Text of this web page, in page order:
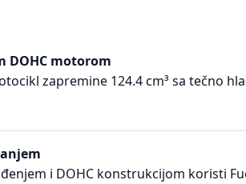
DOHC motorom
zapremine 124.4 cm³ sa tečno
i DOHC konstrukcijom koristi